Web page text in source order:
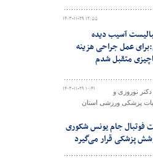
۱۴۰۳-۱۱-۲۹ ۱۲:۵۵
آسیب دیده
عمل جراحی هزینه
متقبل شدم
۱۴۰۳-۱۱-۲۹ ۱۰:۴۱
دکنر نوروزی و
پزشکی ورزشی استان
فوتبال جام یونس شکوری
پزشکی قرار می‌گیرد